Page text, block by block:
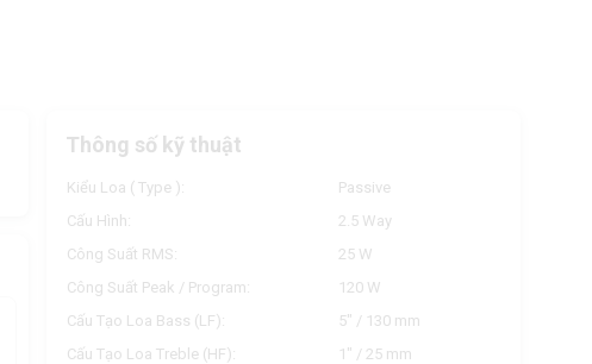
Thông số kỹ thuật
Kiểu Loa ( Type ):
Passive
Cấu Hình:
2.5 Way
Công Suất RMS:
25 W
Công Suất Peak / Program:
120 W
Cấu Tạo Loa Bass (LF):
5" / 130 mm
Cấu Tạo Loa Treble (HF):
1" / 25 mm